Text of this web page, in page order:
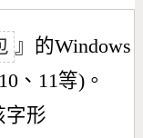
』的Windows
、11等)。
字形